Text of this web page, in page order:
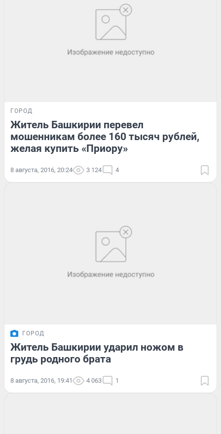
ГОРОД
Житель Башкирии перевел
мошенникам более 160 тысяч рублей,
желая купить «Приору»
8 августа, 2016, 20:24 3 124 4
ГОРОД
Житель Башкирии ударил ножом в
грудь родного брата
8 августа, 2016, 19:41 4 063 1